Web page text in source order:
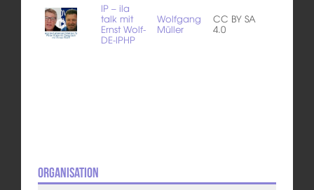
IP – ila
talk mit
Ernst Wolf-
DE-IPHP
Wolfgang
Müller
CC BY SA
4.0
Organisation